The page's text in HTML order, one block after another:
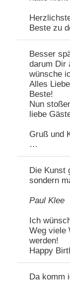
Beste zu
Besser
darum Dir
wünsche
Alles
Beste!
Nun
liebe
Gruß und
…
Die Kunst
sondern
Paul Klee
Ich
Weg viele
werden!
Happy
Da komm